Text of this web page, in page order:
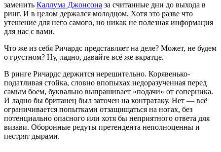
заменить Каллума Джонсона за считанные дни до выхода в
ринг. И в целом держался молодцом. Хотя это разве что
утешение для него самого, но никак не полезная информация
для нас с вами.
Что же из себя Ричардс представляет на деле? Может, не будем
о грустном? Ну, ладно, давайте всё же вкратце.
В ринге Ричардс держится нерешительно. Корявенько-
податливая стойка, словно впопыхах недоразученная перед
самым боем, буквально выпрашивает «подачи» от соперника.
И ладно бы британец был заточен на контратаку. Нет — всё
ограничивается попытками отзащищаться на ногах, без
потенциально опасного или хотя бы неприятного ответа для
визави. Оборонные редуты претендента неполноценны и
пестрят дырами.